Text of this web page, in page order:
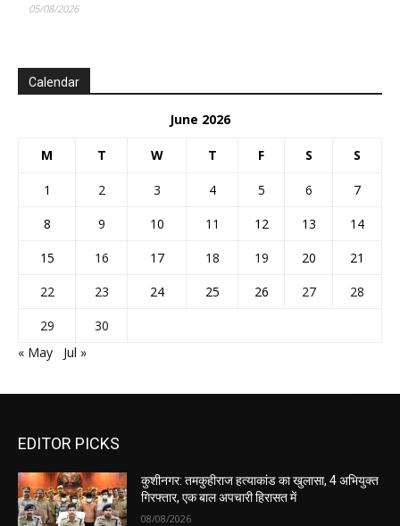
05/08/2026
Calendar
June 2026
M T W T F S S
1 2 3 4 5 6
7
8
9 10 11 12 13
14
15
16 17 18 19 20
21
22
23 24 25 26 27
28
29
30
« May
Jul »
EDITOR PICKS
कुशीनगर: तमकुहीराज हत्याकांड का खुलासा, 4 अभियुक्त
गिरफ्तार, एक बाल अपचारी हिरासत में
08/08/2026